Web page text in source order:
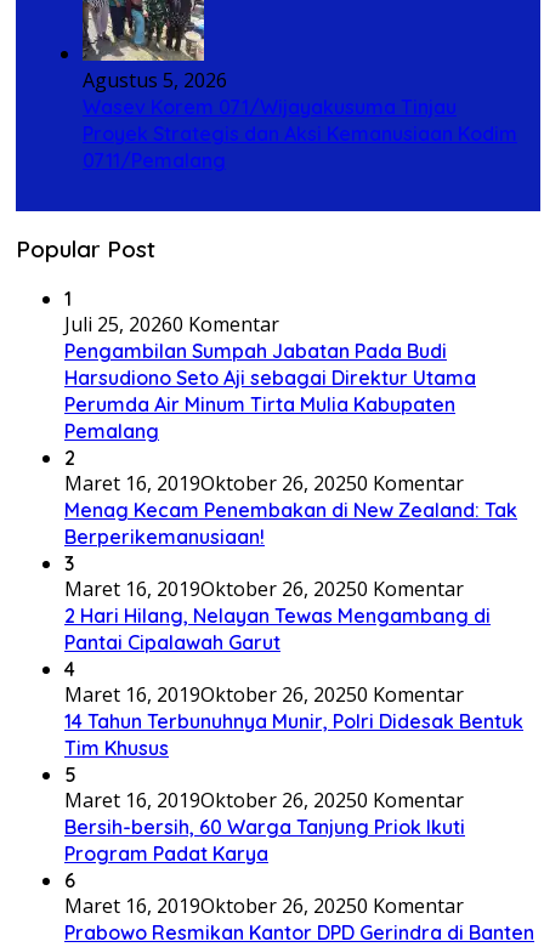
Agustus 5, 2026
Wasev Korem 071/Wijayakusuma Tinjau
Proyek Strategis dan Aksi Kemanusiaan Kodim
0711/Pemalang
Popular Post
1
Juli 25, 20260 Komentar
Pengambilan Sumpah Jabatan Pada Budi
Harsudiono Seto Aji sebagai Direktur Utama
Perumda Air Minum Tirta Mulia Kabupaten
Pemalang
2
Maret 16, 2019Oktober 26, 20250 Komentar
Menag Kecam Penembakan di New Zealand: Tak
Berperikemanusiaan!
3
Maret 16, 2019Oktober 26, 20250 Komentar
2 Hari Hilang, Nelayan Tewas Mengambang di
Pantai Cipalawah Garut
4
Maret 16, 2019Oktober 26, 20250 Komentar
14 Tahun Terbunuhnya Munir, Polri Didesak Bentuk
Tim Khusus
5
Maret 16, 2019Oktober 26, 20250 Komentar
Bersih-bersih, 60 Warga Tanjung Priok Ikuti
Program Padat Karya
6
Maret 16, 2019Oktober 26, 20250 Komentar
Prabowo Resmikan Kantor DPD Gerindra di Banten